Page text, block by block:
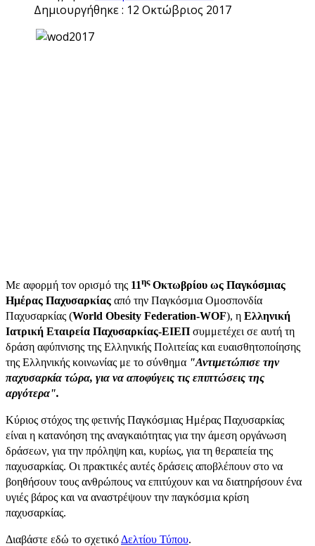
Δημιουργήθηκε : 12 Οκτώβριος 2017
Με αφορμή τον ορισμό της 11ηςΟκτωβρίου ως Παγκόσμιας
Ημέρας Παχυσαρκίας από την Παγκόσμια Ομοσπονδία
Παχυσαρκίας (World Obesity Federation-WOF), η Ελληνική
Ιατρική Εταιρεία Παχυσαρκίας-ΕΙΕΠ συμμετέχει σε αυτή τη
δράση αφύπνισης της Ελληνικής Πολιτείας και ευαισθητοποίησης
της Ελληνικής κοινωνίας με το σύνθημα "Αντιμετώπισε την
παχυσαρκία τώρα, για να αποφύγεις τις επιπτώσεις της
αργότερα".
Κύριος στόχος της φετινής Παγκόσμιας Ημέρας Παχυσαρκίας
είναι η κατανόηση της αναγκαιότητας για την άμεση οργάνωση
δράσεων, για την πρόληψη και, κυρίως, για τη θεραπεία της
παχυσαρκίας. Οι πρακτικές αυτές δράσεις αποβλέπουν στο να
βοηθήσουν τους ανθρώπους να επιτύχουν και να διατηρήσουν ένα
υγιές βάρος και να αναστρέψουν την παγκόσμια κρίση
παχυσαρκίας.
Διαβάστε εδώ το σχετικό Δελτίου Τύπου.